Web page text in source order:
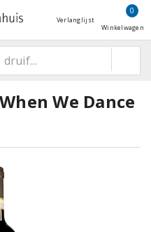
Verlanglijst
0
Winkelwagen
We Dance